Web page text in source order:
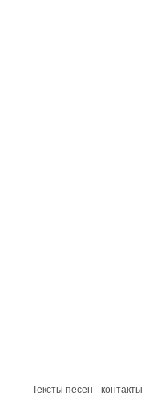
Тексты песен - контакты